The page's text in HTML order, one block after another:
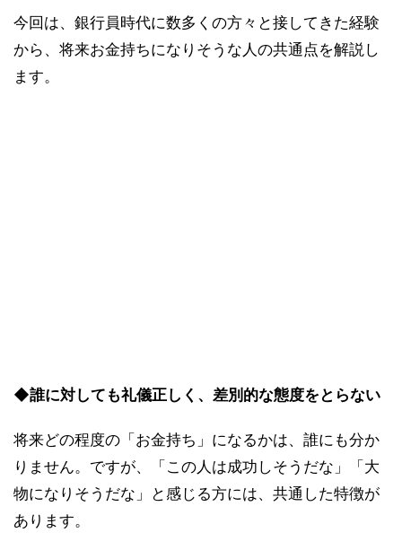
今回は、銀行員時代に数多くの方々と接してきた経験
から、将来お金持ちになりそうな人の共通点を解説し
ます。
◆誰に対しても礼儀正しく、差別的な態度をとらない
将来どの程度の「お金持ち」になるかは、誰にも分か
りません。ですが、「この人は成功しそうだな」「大
物になりそうだな」と感じる方には、共通した特徴が
あります。